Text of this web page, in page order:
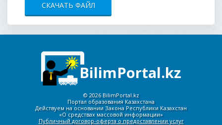
СКАЧАТЬ ФАЙЛ
BilimPortal.kz
©2026 BilimPortal.kz
Портал образования Казахстана
Действуем на основании Закона Республики Казахстан
«О средствах массовой информации»
Публичный договор-оферта о предоставлении услуг